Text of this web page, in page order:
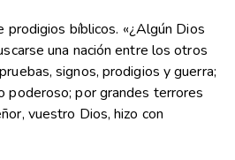
prodigios bíblicos. «¿Algún Dios
una nación entre los otros
signos, prodigios y guerra;
poderoso; por grandes terrores
vuestro Dios, hizo con